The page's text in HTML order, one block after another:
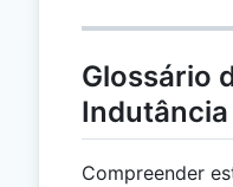
Glossário
Indutância
Compreender